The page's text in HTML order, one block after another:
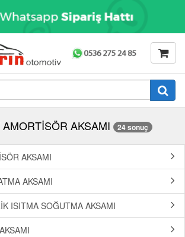
AKSAMI 24 sonuç
AKSAMI
AKSAMI
ISITMA SOĞUTMA AKSAMI